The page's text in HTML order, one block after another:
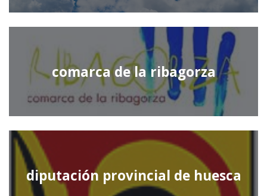
comarca de la ribagorza
diputación provincial de huesca